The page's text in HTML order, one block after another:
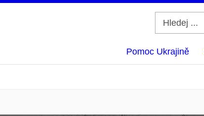
Pomoc Ukrajině